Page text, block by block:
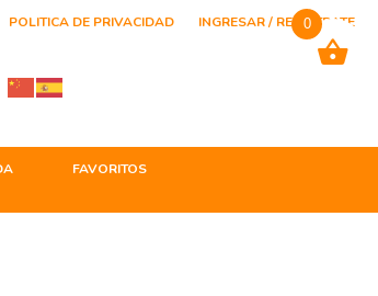
POLITICA DE PRIVACIDAD INGRESAR / REGISTRATE
FAVORITOS
0